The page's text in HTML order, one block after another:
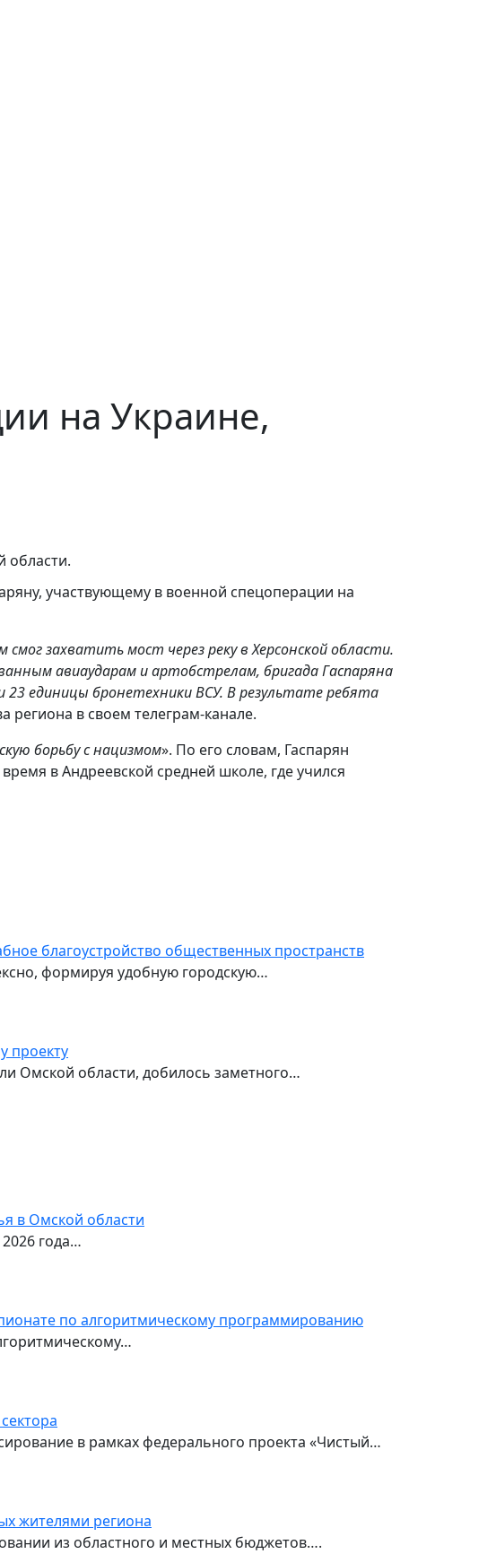
на Украине,
области.
участвующему в военной спецоперации на
захватить мост через реку в Херсонской области.
авиаударам и артобстрелам, бригада Гаспаряна
единицы бронетехники ВСУ. В результате ребята
региона в своем телеграм-канале.
борьбу с нацизмом». По его словам, Гаспарян
в Андреевской средней школе, где учился
благоустройство общественных пространств
формируя удобную городскую…
проекту
Омской области, добилось заметного…
в Омской области
года…
по алгоритмическому программированию
в рамках федерального проекта «Чистый…
жителями региона
из областного и местных бюджетов….